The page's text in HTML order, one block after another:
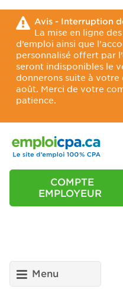
Avis - Interruption
La mise en ligne
d’emploi ainsi que
personnalisé offert par
seront indisponibles le
donnerons suite à votre
août. Merci de votre
patience.
COMPTE
EMPLOYEUR
Menu